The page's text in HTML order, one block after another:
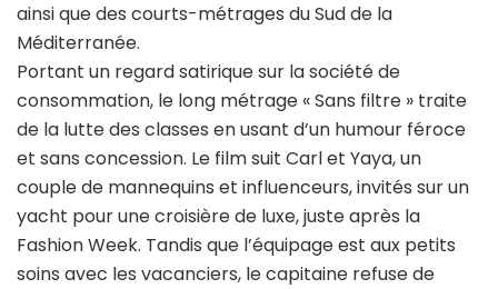
ainsi que des courts-métrages du Sud de la
Méditerranée.
Portant un regard satirique sur la société de
consommation, le long métrage « Sans filtre » traite
de la lutte des classes en usant d’un humour féroce
et sans concession. Le film suit Carl et Yaya, un
couple de mannequins et influenceurs, invités sur un
yacht pour une croisière de luxe, juste après la
Fashion Week. Tandis que l’équipage est aux petits
soins avec les vacanciers, le capitaine refuse de